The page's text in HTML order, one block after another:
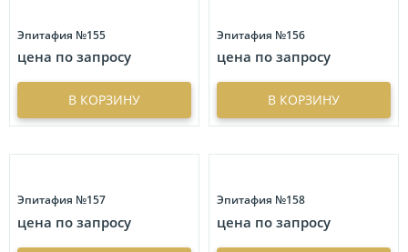
Купол
Прямоугольное фото с усеченными углами
1
Сердце
2
Эпитафия №155
цена по запросу
В КОРЗИНУ
Эпитафия №156
цена по запросу
В КОРЗИНУ
Эпитафия №157
цена по запросу
Эпитафия №158
цена по запросу